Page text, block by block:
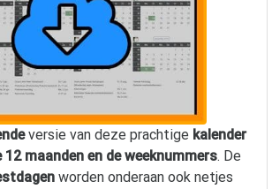
versie van deze prachtige kalender
12 maanden en de weeknummers. De
worden onderaan ook netjes